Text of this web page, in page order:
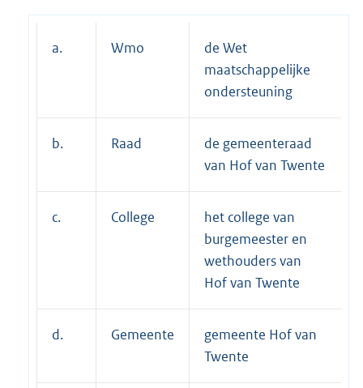
a. Wmo
de Wet
maatschappelijke
ondersteuning
b. Raad
de gemeenteraad
van Hof van Twente
c. College
het college van
burgemeester en
wethouders van
Hof van Twente
d. Gemeente
gemeente Hof van
Twente